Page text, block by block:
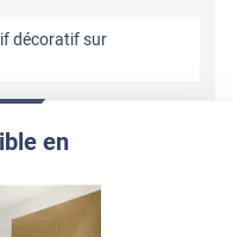
décoratif sur
en